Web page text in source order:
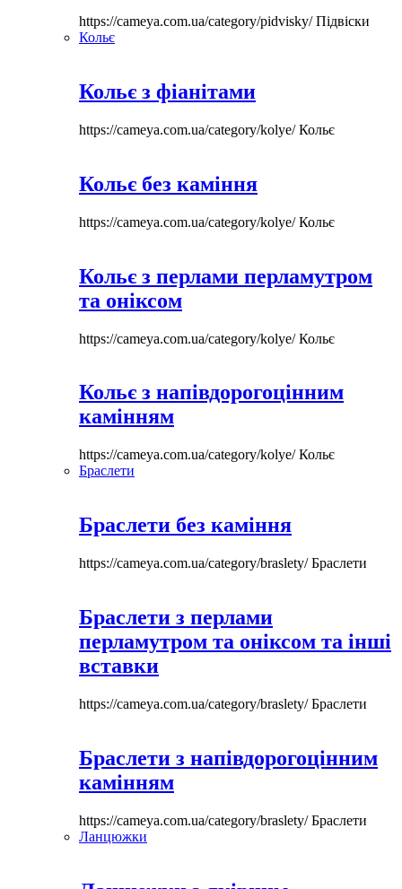
https://cameya.com.ua/category/pidvisky/Підвіски
Кольє
Кольє з фіанітами
https://cameya.com.ua/category/kolye/Кольє
Кольє без каміння
https://cameya.com.ua/category/kolye/Кольє
Кольє з перлами перламутром
та оніксом
https://cameya.com.ua/category/kolye/Кольє
Кольє з напівдорогоцінним
камінням
https://cameya.com.ua/category/kolye/Кольє
Браслети
Браслети без каміння
https://cameya.com.ua/category/braslety/Браслети
Браслети з перлами
перламутром та оніксом та інші
вставки
https://cameya.com.ua/category/braslety/Браслети
Браслети з напівдорогоцінним
камінням
https://cameya.com.ua/category/braslety/Браслети
Ланцюжки